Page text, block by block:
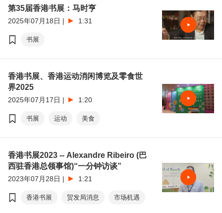
第35届香港书展：马时亨
2025年07月18日 | 1:31
书展
香港书展、香港运动消闲博览及零食世
界2025
2025年07月17日 | 1:20
书展 运动 美食
香港书展2023 -- Alexandre Ribeiro (巴
西驻香港总领事馆)“一分钟访谈”
2023年07月28日 | 1:21
香港书展 贸发局消息 市场机遇